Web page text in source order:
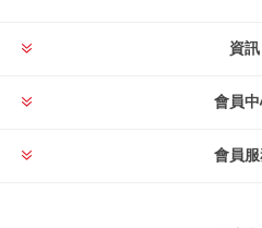
資訊
會員
會員